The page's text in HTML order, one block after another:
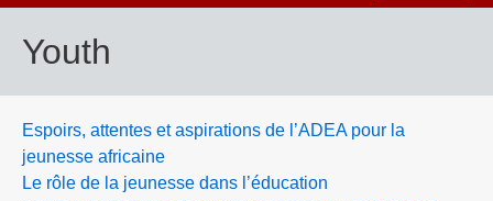
Youth
Espoirs, attentes et aspirations de l’ADEA pour la
jeunesse africaine
Le rôle de la jeunesse dans l’éducation